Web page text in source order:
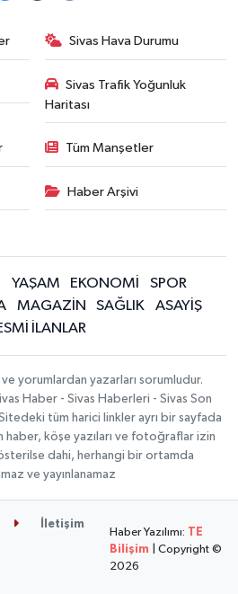
Sivas Hava Durumu
Sivas Trafik Yoğunluk
Haritası
Tüm Manşetler
Haber Arşivi
YAŞAM EKONOMİ
SPOR
MAGAZİN SAĞLIK
ASAYİŞ
İLANLAR
yorumlardan yazarları sorumludur.
Haber - Sivas Haberleri - Sivas Son
tüm harici linkler ayrı bir sayfada
haber, köşe yazıları ve fotoğraflar izin
dahi, herhangi bir ortamda
ve yayınlanamaz
İletişim
Haber Yazılımı: TE
Bilişim | Copyright ©
2026